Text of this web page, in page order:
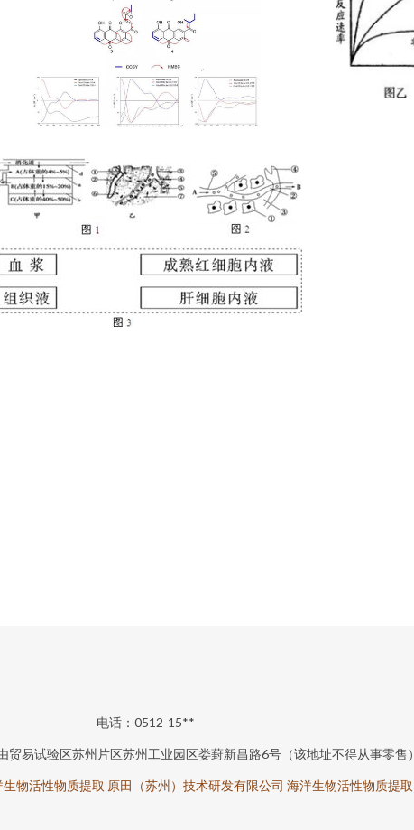
电话：0512-15**
贸易试验区苏州片区苏州工业园区娄葑新昌路6号（该地址不得从事零售）
生物活性物质提取 原田（苏州）技术研发有限公司 海洋生物活性物质提取